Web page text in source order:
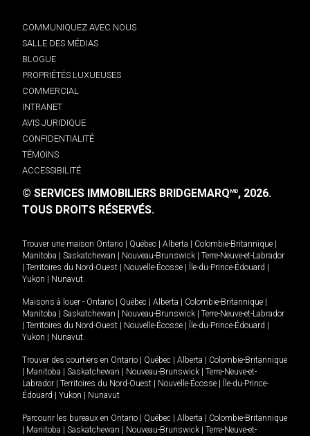
COMMUNIQUEZ AVEC NOUS
SALLE DES MÉDIAS
BLOGUE
PROPRIÉTÉS LUXUEUSES
COMMERCIAL
INTRANET
AVIS JURIDIQUE
CONFIDENTIALITÉ
TÉMOINS
ACCESSIBILITÉ
© SERVICES IMMOBILIERS BRIDGEMARQMD, 2026.
TOUS DROITS RÉSERVÉS.
Trouver une maison Ontario Québec Alberta Colombie-Britannique
Manitoba
Saskatchewan Nouveau-Brunswick
Terre-Neuve-et-Labrador
Territoires du Nord-Ouest Nouvelle-Écosse Île-du-Prince-Édouard
Yukon
Nunavut.
Maisons à louer - Ontario Québec Alberta Colombie-Britannique
Manitoba
Saskatchewan Nouveau-Brunswick
Terre-Neuve-et-Labrador
Territoires du Nord-Ouest Nouvelle-Écosse Île-du-Prince-Édouard
Yukon
Nunavut.
Trouver des courtiers en Ontario Québec Alberta
Colombie-Britannique
Manitoba Saskatchewan Nouveau-Brunswick
Terre-Neuve-et-
Labrador
Territoires du Nord-Ouest Nouvelle-Écosse
Île-du-Prince-
Édouard
Yukon Nunavut
Parcourir les bureaux en Ontario Québec Alberta
Colombie-Britannique
Manitoba Saskatchewan Nouveau-Brunswick
Terre-Neuve-et-